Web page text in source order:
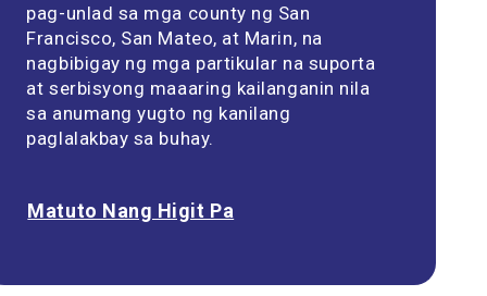
pag-unlad sa mga county ng San
Francisco, San Mateo, at Marin, na
nagbibigay ng mga partikular na suporta
at serbisyong maaaring kailanganin nila
sa anumang yugto ng kanilang
paglalakbay sa buhay.
Matuto Nang Higit Pa